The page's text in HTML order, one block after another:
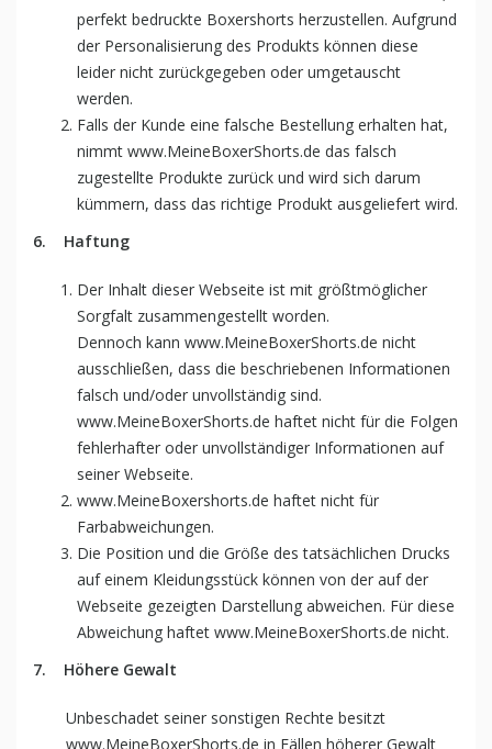
perfekt bedruckte Boxershorts herzustellen. Aufgrund
der Personalisierung des Produkts können diese
leider nicht zurückgegeben oder umgetauscht
werden.
Falls der Kunde eine falsche Bestellung erhalten hat,
nimmt www.MeineBoxerShorts.de das falsch
zugestellte Produkte zurück und wird sich darum
kümmern, dass das richtige Produkt ausgeliefert wird.
6. Haftung
Der Inhalt dieser Webseite ist mit größtmöglicher
Sorgfalt zusammengestellt worden.
Dennoch kann www.MeineBoxerShorts.de nicht
ausschließen, dass die beschriebenen Informationen
falsch und/oder unvollständig sind.
www.MeineBoxerShorts.de haftet nicht für die Folgen
fehlerhafter oder unvollständiger Informationen auf
seiner Webseite.
www.MeineBoxershorts.de haftet nicht für
Farbabweichungen.
Die Position und die Größe des tatsächlichen Drucks
auf einem Kleidungsstück können von der auf der
Webseite gezeigten Darstellung abweichen. Für diese
Abweichung haftet www.MeineBoxerShorts.de nicht.
7. Höhere Gewalt
Unbeschadet seiner sonstigen Rechte besitzt
www.MeineBoxerShorts.de in Fällen höherer Gewalt